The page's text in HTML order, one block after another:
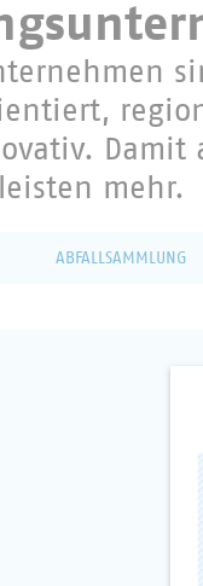
Damit
mehr.
ABFALLSAMMLUNG